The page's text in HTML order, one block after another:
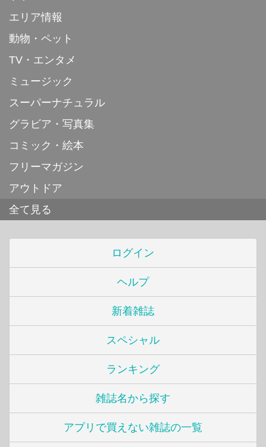
エリア情報
動物・ペット
TV・エンタメ
ミュージック
スーパーナチュラル
グラビア・写真集
コミック・絵本
フリーマガジン
アウトドア
全て見る
ログイン
ヘルプ
新着雑誌
スペシャル
ランキング
雑誌名から探す
アプリで買えない雑誌の一覧